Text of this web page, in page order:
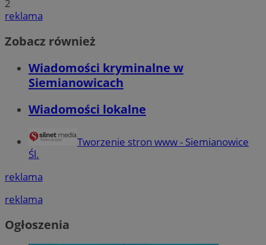
2
reklama
Zobacz również
Wiadomości kryminalne w
Siemianowicach
Wiadomości lokalne
Tworzenie stron www - Siemianowice
Śl.
reklama
reklama
Ogłoszenia